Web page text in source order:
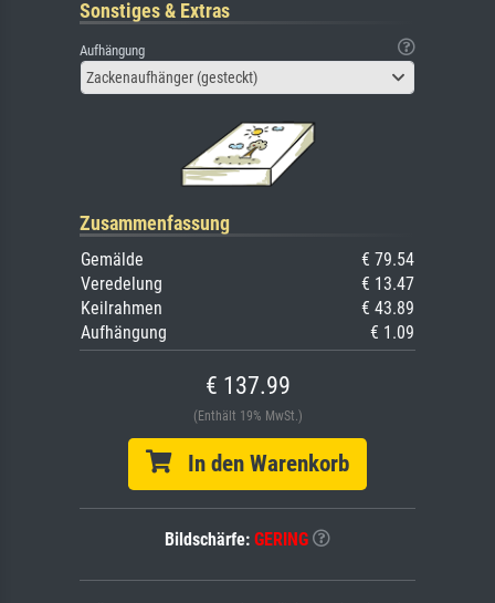
Sonstiges & Extras
Aufhängung
Zackenaufhänger (gesteckt)
Zusammenfassung
Gemälde
€ 79.54
Veredelung
€ 13.47
Keilrahmen
€ 43.89
Aufhängung
€ 1.09
€ 137.99
(Enthält 19% MwSt.)
In den Warenkorb
Bildschärfe: GERING